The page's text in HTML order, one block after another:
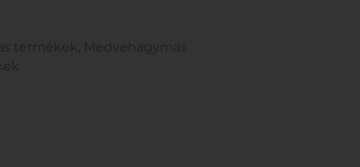
termékek Medvehagymás